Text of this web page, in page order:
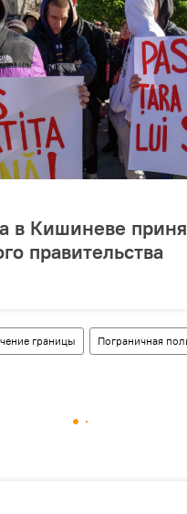
в Кишиневе
правительства
границы Пограничная